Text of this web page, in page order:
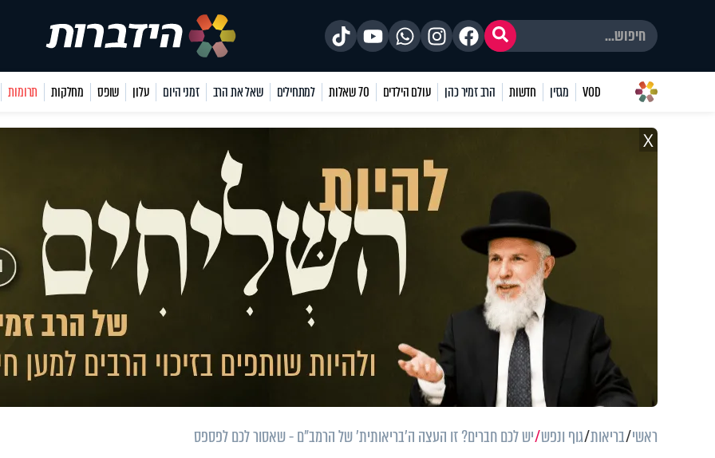
VOD מגזין חדשות הרב זמיר כהן עולם הילדים 70 שאלות למתחילים שאל את הרב זמני היום עלון שופס מחלקות תרומות
X
ראשי בריאות גוף ונפש יש לכם חברים? זו העצה ה'בריאותית' של הרמב"ם - שאסור לכם לפספס